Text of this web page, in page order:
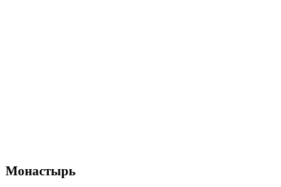
Монастырь